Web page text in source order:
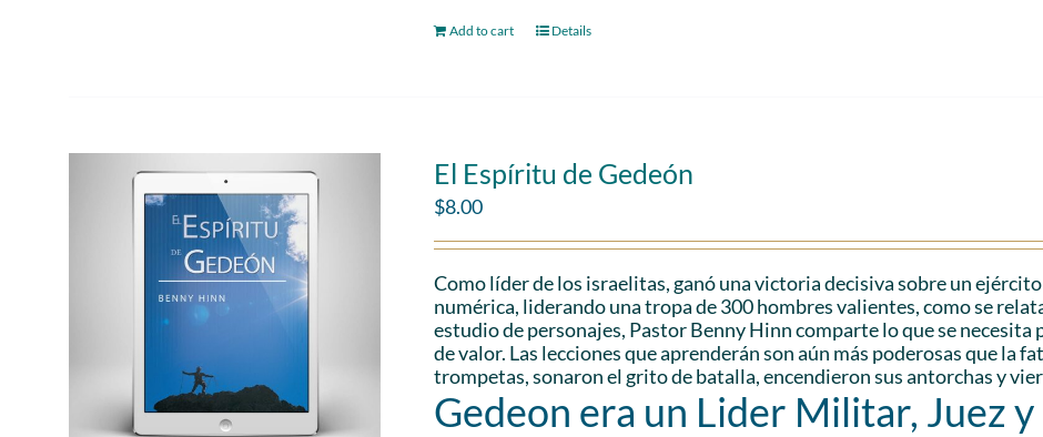
Add to cart Details
El Espíritu de Gedeón
$8.00
Como líder de los israelitas, ganó una victoria decisiva sobre un
numérica, liderando una tropa de 300 hombres valientes, como se
estudio de personajes, Pastor Benny Hinn comparte lo que se necesita
de valor. Las lecciones que aprenderán son aún más poderosas que la
trompetas, sonaron el grito de batalla, encendieron sus antorchas y
Gedeon era un Lider Militar, Juez